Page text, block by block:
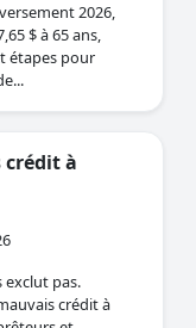
2026,
$ à 65 ans,
étapes pour
crédit à
exclut pas.
crédit à